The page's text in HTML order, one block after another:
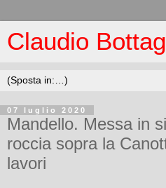
Claudio
07 luglio 2020
Mandello. Messa in
roccia sopra la
lavori